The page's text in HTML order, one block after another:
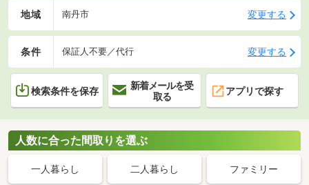
地域 南丹市 変更する
条件 保証人不要／代行 変更する
検索条件を保存
新着メールを受
取る
アプリで探す
人数に合った間取りを選ぶ
一人暮らし 二人暮らし ファミリー